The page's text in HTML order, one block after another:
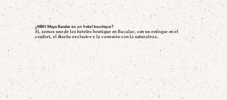
¿MBH Maya Bacalar es un hotel boutique?
Sí, somos uno de los hoteles boutique en Bacalar, con un enfoque en el
confort, el diseño exclusivo y la conexión con la naturaleza.